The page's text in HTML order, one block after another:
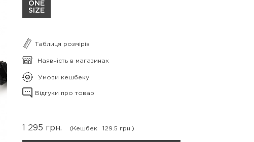
ONE
SIZE
Таблиця розмірів
Наявність в магазинах
Умови кешбеку
Відгуки про товар
1 295 грн. (Кешбек 129.5 грн.)